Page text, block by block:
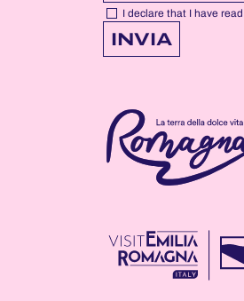
I declare that I have
INVIA